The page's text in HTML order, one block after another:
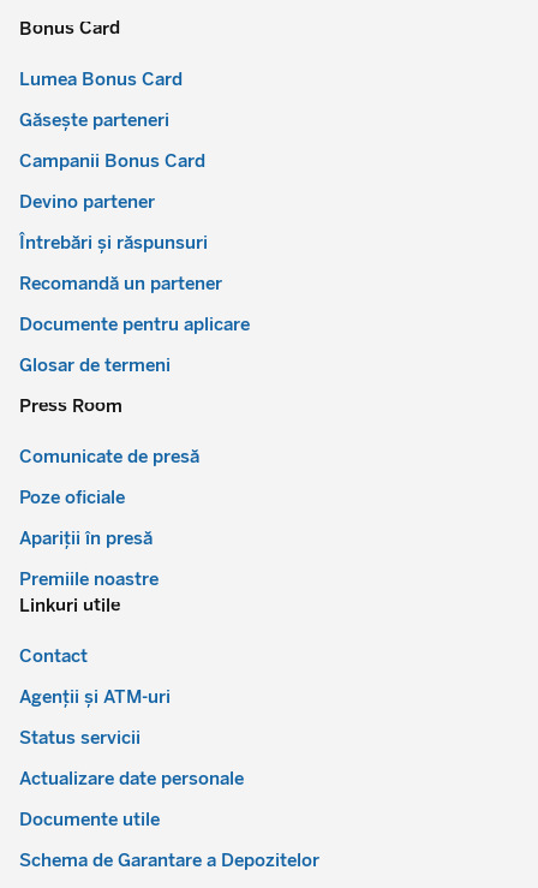
Bonus Card
Lumea Bonus Card
Găsește parteneri
Campanii Bonus Card
Devino partener
Întrebări și răspunsuri
Recomandă un partener
Documente pentru aplicare
Glosar de termeni
Press Room
Comunicate de presă
Poze oficiale
Apariții în presă
Premiile noastre
Linkuri utile
Contact
Agenții și ATM-uri
Status servicii
Actualizare date personale
Documente utile
Schema de Garantare a Depozitelor